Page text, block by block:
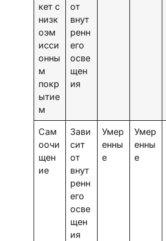
кет с
низк
оэм
исси
онны
м
покр
ытие
м
от
внут
ренн
его
осве
щен
ия
Сам
оочи
щен
ие
Зави
сит
от
внут
ренн
его
осве
щен
ия
Умер
енны
е
Умер
енны
е